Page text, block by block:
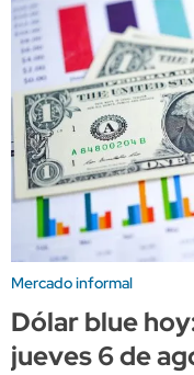
Mercado informal
Dólar blue
jueves 6 de